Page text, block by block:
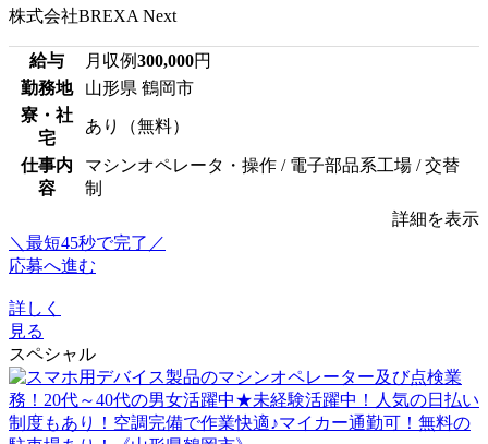
株式会社BREXA Next
給与 月収例300,000円
勤務地
山形県 鶴岡市
寮・社
宅
あり（無料）
仕事内
容
マシンオペレータ・操作 / 電子部品系工場 / 交替
制
詳細を表示
＼最短45秒で完了／
応募へ進む
詳しく
見る
スペシャル